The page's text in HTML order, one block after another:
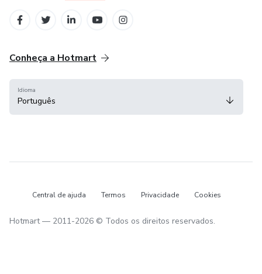
Conheça a Hotmart
Idioma
Português
Central de ajuda Termos Privacidade Cookies
Hotmart — 2011-2026 © Todos os direitos reservados.